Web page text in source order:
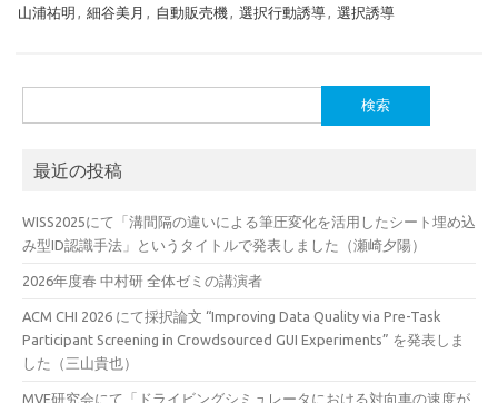
山浦祐明 , 細谷美月 , 自動販売機, 選択行動誘導, 選択誘導
索:
最近の投稿
WISS2025にて「溝間隔の違いによる筆圧変化を活用したシート埋め込
み型ID認識手法」というタイトルで発表しました（瀬崎夕陽）
2026年度春 中村研 全体ゼミの講演者
ACM CHI 2026 にて採択論文 “Improving Data Quality via Pre-Task
Participant Screening in Crowdsourced GUI Experiments” を発表しま
した（三山貴也）
MVE研究会にて「ドライビングシミュレータにおける対向車の速度が